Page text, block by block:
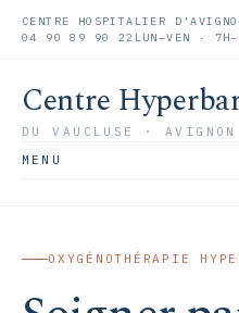
CENTRE HOSPITALIER
04 90 89 90 22 LUN–VEN ·
Centre
DU VAUCLUSE · AVIGNON
MENU
OXYGÉNOTHÉRAPIE